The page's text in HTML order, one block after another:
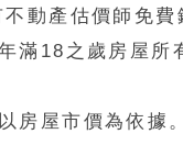
動產估價師免費
滿18之歲房屋所
房屋市價為依據